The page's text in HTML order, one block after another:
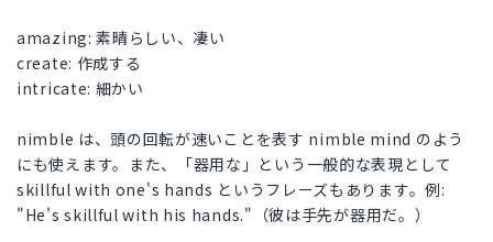
amazing: 素晴らしい、凄い
create: 作成する
intricate: 細かい
nimble は、頭の回転が速いことを表す nimble mind のよう
にも使えます。また、「器用な」という一般的な表現として
skillful with one's hands というフレーズもあります。例:
"He's skillful with his hands."（彼は手先が器用だ。）